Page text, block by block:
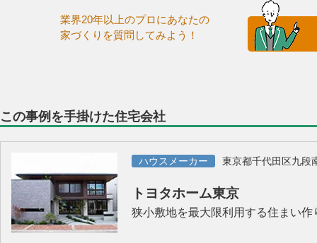
業界20年以上のプロにあなたの
家づくりを質問してみよう！
この事例を手掛けた住宅会社
ハウスメーカー 東京都千代田区九段
トヨタホーム東京
狭小敷地を最大限利用する住まい作